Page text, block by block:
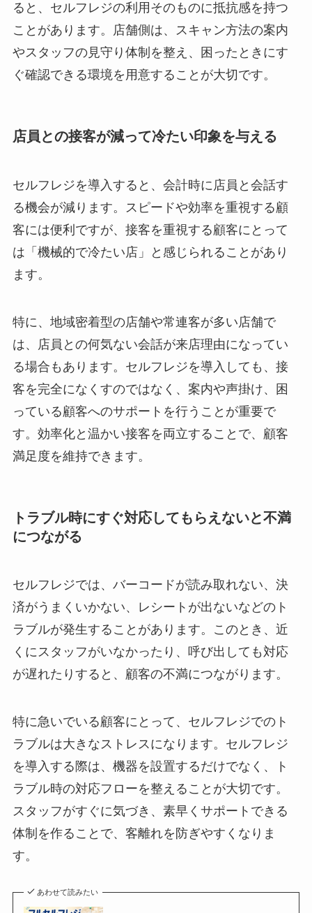
ると、セルフレジの利用そのものに抵抗感を持つ
ことがあります。店舗側は、スキャン方法の案内
やスタッフの見守り体制を整え、困ったときにす
ぐ確認できる環境を用意することが大切です。
店員との接客が減って冷たい印象を与える
セルフレジを導入すると、会計時に店員と会話す
る機会が減ります。スピードや効率を重視する顧
客には便利ですが、接客を重視する顧客にとって
は「機械的で冷たい店」と感じられることがあり
ます。
特に、地域密着型の店舗や常連客が多い店舗で
は、店員との何気ない会話が来店理由になってい
る場合もあります。セルフレジを導入しても、接
客を完全になくすのではなく、案内や声掛け、困
っている顧客へのサポートを行うことが重要で
す。効率化と温かい接客を両立することで、顧客
満足度を維持できます。
トラブル時にすぐ対応してもらえないと不満
につながる
セルフレジでは、バーコードが読み取れない、決
済がうまくいかない、レシートが出ないなどのト
ラブルが発生することがあります。このとき、近
くにスタッフがいなかったり、呼び出しても対応
が遅れたりすると、顧客の不満につながります。
特に急いでいる顧客にとって、セルフレジでのト
ラブルは大きなストレスになります。セルフレジ
を導入する際は、機器を設置するだけでなく、ト
ラブル時の対応フローを整えることが大切です。
スタッフがすぐに気づき、素早くサポートできる
体制を作ることで、客離れを防ぎやすくなりま
す。
あわせて読みたい